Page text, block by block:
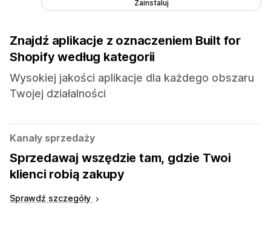
Zainstaluj
Znajdź aplikacje z oznaczeniem Built for
Shopify według kategorii
Wysokiej jakości aplikacje dla każdego obszaru
Twojej działalności
Kanały sprzedaży
Sprzedawaj wszędzie tam, gdzie Twoi
klienci robią zakupy
Sprawdź szczegóły